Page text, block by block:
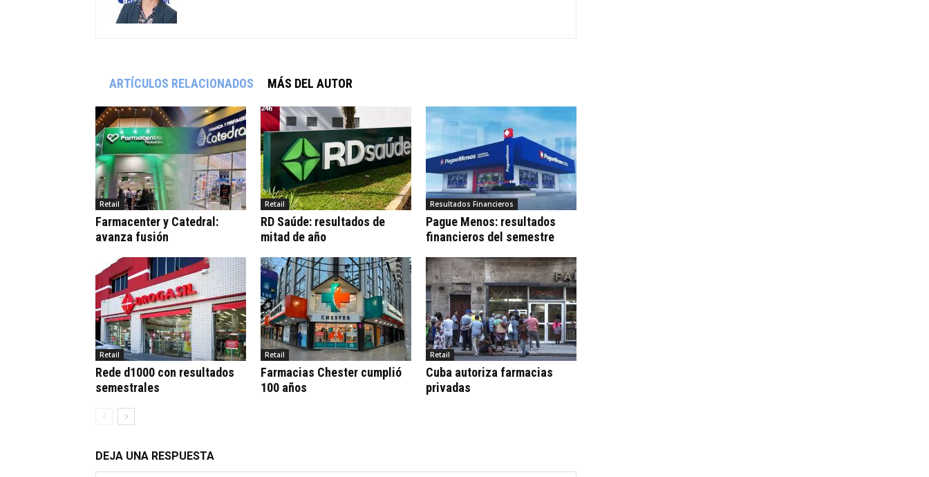
ARTÍCULOS RELACIONADOS MÁS DEL AUTOR
Retail
Farmacenter y Catedral:
avanza fusión
Retail
RD Saúde: resultados de
mitad de año
Resultados Financieros
Pague Menos: resultados
financieros del semestre
Retail
Rede d1000 con resultados
semestrales
Retail
Farmacias Chester cumplió
100 años
Retail
Cuba autoriza farmacias
privadas
DEJA UNA RESPUESTA